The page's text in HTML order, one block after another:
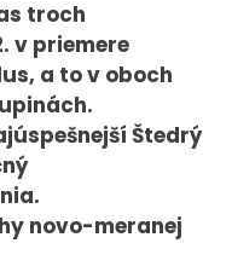
troch
v priemere
a to v oboch
Štedrý
novo-meranej